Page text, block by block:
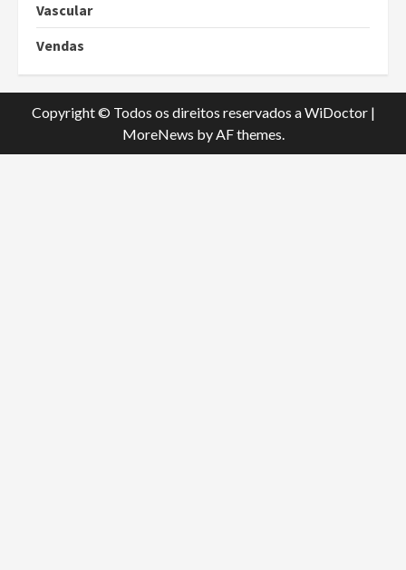
Vascular
Vendas
Copyright © Todos os direitos reservados a WiDoctor |
MoreNews by AF themes.